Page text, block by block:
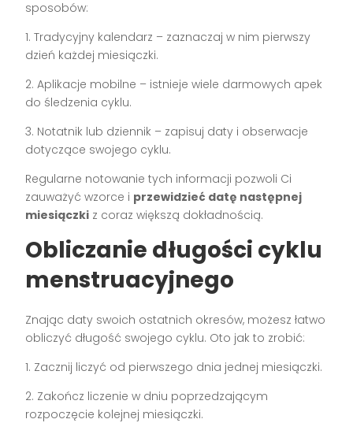
sposobów:
1. Tradycyjny kalendarz – zaznaczaj w nim pierwszy
dzień każdej miesiączki.
2. Aplikacje mobilne – istnieje wiele darmowych apek
do śledzenia cyklu.
3. Notatnik lub dziennik – zapisuj daty i obserwacje
dotyczące swojego cyklu.
Regularne notowanie tych informacji pozwoli Ci
zauważyć wzorce i przewidzieć datę następnej
miesiączki z coraz większą dokładnością.
Obliczanie długości cyklu
menstruacyjnego
Znając daty swoich ostatnich okresów, możesz łatwo
obliczyć długość swojego cyklu. Oto jak to zrobić:
1. Zacznij liczyć od pierwszego dnia jednej miesiączki.
2. Zakończ liczenie w dniu poprzedzającym
rozpoczęcie kolejnej miesiączki.